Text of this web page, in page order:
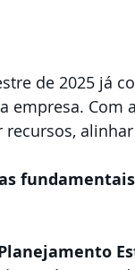
de 2025 já
empresa. Com